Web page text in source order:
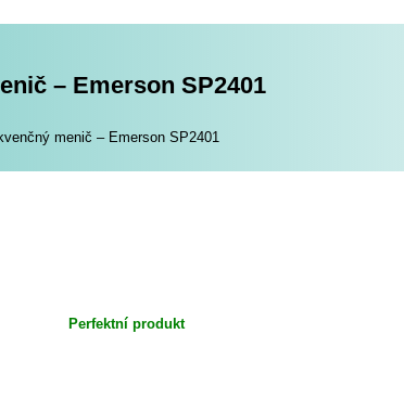
– Emerson SP2401
menič – Emerson SP2401
Perfektní produkt